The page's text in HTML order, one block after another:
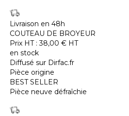
Livraison en 48h
COUTEAU DE BROYEUR
Prix HT :38,00 € HT
en stock
Diffusé sur Dirfac.fr
Pièce origine
BEST SELLER
Pièce neuve défraîchie